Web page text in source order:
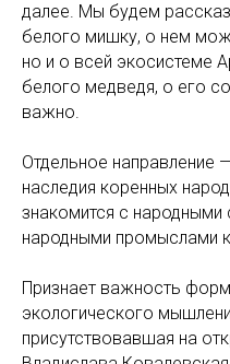
далее. Мы будем
белого мишку, о нем
но и о всей экосистеме
белого медведя, о его
важно.
Отдельное направление
наследия коренных
знакомится с народными
народными промыслами
Признает важность
экологического
присутствовавшая на